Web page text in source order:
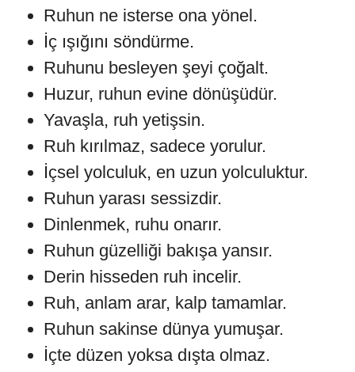
Ruhun ne isterse ona yönel.
İç ışığını söndürme.
Ruhunu besleyen şeyi çoğalt.
Huzur, ruhun evine dönüşüdür.
Yavaşla, ruh yetişsin.
Ruh kırılmaz, sadece yorulur.
İçsel yolculuk, en uzun yolculuktur.
Ruhun yarası sessizdir.
Dinlenmek, ruhu onarır.
Ruhun güzelliği bakışa yansır.
Derin hisseden ruh incelir.
Ruh, anlam arar, kalp tamamlar.
Ruhun sakinse dünya yumuşar.
İçte düzen yoksa dışta olmaz.